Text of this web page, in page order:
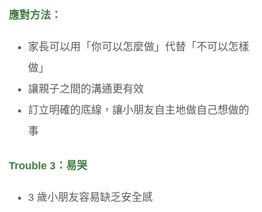
應對方法：
家長可以用「你可以怎麼做」代替「不可以怎樣
做」
讓親子之間的溝通更有效
訂立明確的底線，讓小朋友自主地做自己想做的
事
Trouble 3：易哭
3 歲小朋友容易缺乏安全感